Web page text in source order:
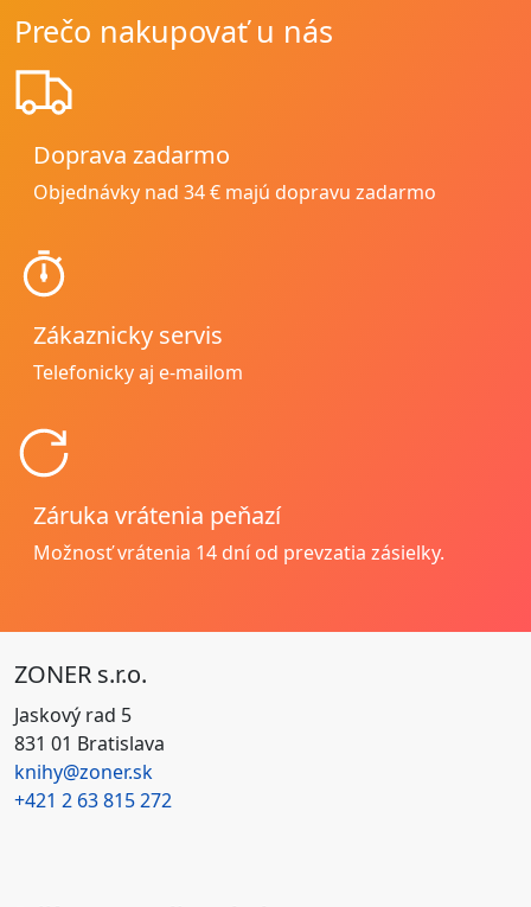
Prečo nakupovať u nás
Doprava zadarmo
Objednávky nad 34 € majú dopravu zadarmo
Zákaznicky servis
Telefonicky aj e-mailom
Záruka vrátenia peňazí
Možnosť vrátenia 14 dní od prevzatia zásielky.
ZONER s.r.o.
Jaskový rad 5
831 01 Bratislava
knihy@zoner.sk
+421 2 63 815 272